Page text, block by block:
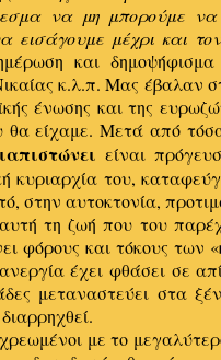
να μη μπορούμε
εισάγουμε μέχρι και
και
κ.λ.π. Μας έβαλαν
ένωσης και της
θα είχαμε. Μετά από
είναι
κυριαρχία του,
στην αυτοκτονία,
τη ζωή που του
φόρους και τόκους των
έχει φθάσει σε
μεταναστεύει στα
με το